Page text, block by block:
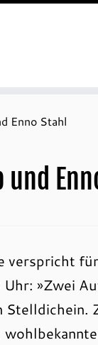
Enno Stahl
verspricht
»Zwei
Stelldichein.